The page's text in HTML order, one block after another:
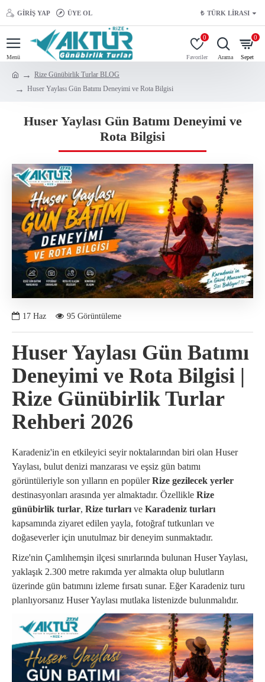
GIRIŞ YAP ÜYE OL ₺ TÜRK LIRASI
0 0
Rize Günübirlik Turlar BLOG
Huser Yaylası Gün Batımı Deneyimi ve Rota Bilgisi
Huser Yaylası Gün Batımı Deneyimi ve
Rota Bilgisi
17 Haz 95 Görüntüleme
Huser Yaylası Gün Batımı
Deneyimi ve Rota Bilgisi |
Rize Günübirlik Turlar
Rehberi 2026
Karadeniz'in en etkileyici seyir noktalarından biri olan Huser
Yaylası, bulut denizi manzarası ve eşsiz gün batımı
görüntüleriyle son yılların en popülerRize gezilecek yerler
destinasyonları arasında yer almaktadır. Özellikle Rize
günübirlik turlar, Rize turları ve Karadeniz turları
kapsamında ziyaret edilen yayla, fotoğraf tutkunları ve
doğaseverler için unutulmaz bir deneyim sunmaktadır.
Rize'nin Çamlıhemşin ilçesi sınırlarında bulunan Huser Yaylası,
yaklaşık 2.300 metre rakımda yer almakta olup bulutların
üzerinde gün batımını izleme fırsatı sunar. Eğer Karadeniz turu
planlıyorsanız Huser Yaylası mutlaka listenizde bulunmalıdır.